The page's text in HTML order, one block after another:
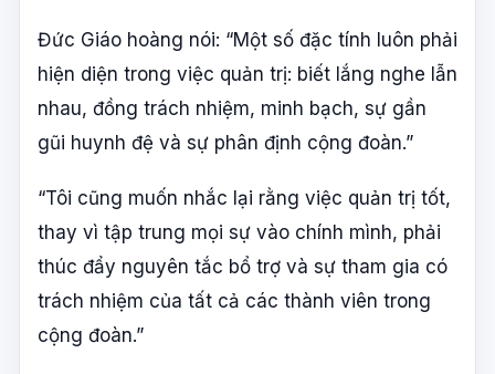
Đức Giáo hoàng nói: “Một số đặc tính luôn phải
hiện diện trong việc quản trị: biết lắng nghe lẫn
nhau, đồng trách nhiệm, minh bạch, sự gần
gũi huynh đệ và sự phân định cộng đoàn.”
“Tôi cũng muốn nhắc lại rằng việc quản trị tốt,
thay vì tập trung mọi sự vào chính mình, phải
thúc đẩy nguyên tắc bổ trợ và sự tham gia có
trách nhiệm của tất cả các thành viên trong
cộng đoàn.”